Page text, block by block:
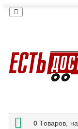
0 Tоваров, на